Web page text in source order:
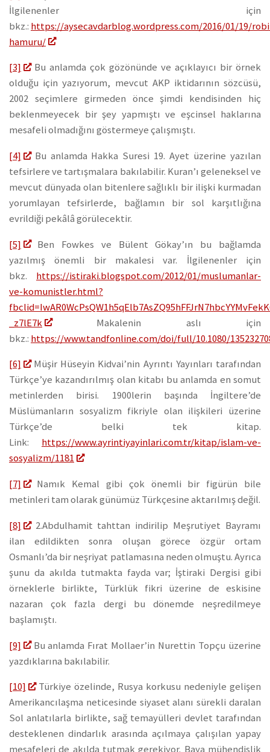
İlgilenenler için
bkz.: https://aysecavdarblog.wordpress.com/2016/01/19/
hamuru/
[3]
Bu anlamda çok gözönünde ve açıklayıcı bir örnek
olduğu için yazıyorum, mevcut AKP iktidarının sözcüsü,
2002 seçimlere girmeden önce şimdi kendisinden hiç
beklenmeyecek bir şey yapmıştı ve eşcinsel haklarına
mesafeli olmadığını göstermeye çalışmıştı.
[4]
Bu anlamda Hakka Suresi 19. Ayet üzerine yazılan
tefsirlere ve tartışmalara bakılabilir. Kuran’ı geleneksel ve
mevcut dünyada olan bitenlere sağlıklı bir ilişki kurmadan
yorumlayan tefsirlerde, bağlamın bir sol karşıtlığına
evrildiği pekâlâ görülecektir.
[5]
Ben Fowkes ve Bülent Gökay’ın bu bağlamda
yazılmış önemli bir makalesi var. İlgilenenler için
bkz. https://istiraki.blogspot.com/2012/01/muslumanlar-
ve-komunistler.html?
_z7lE7k
Makalenin aslı için
bkz.: https://www.tandfonline.com/doi/full/10.1080/
[6]
Müşir Hüseyin Kidvai’nin Ayrıntı Yayınları tarafından
Türkçe’ye kazandırılmış olan kitabı bu anlamda en somut
metinlerden birisi. 1900lerin başında İngiltere’de
Müslümanların sosyalizm fikriyle olan ilişkileri üzerine
Türkçe’de belki tek kitap.
Link: https://www.ayrintiyayinlari.com.tr/kitap/islam-ve-
sosyalizm/1181
[7]
Namık Kemal gibi çok önemli bir figürün bile
metinleri tam olarak günümüz Türkçesine aktarılmış değil.
[8]
2.Abdulhamit tahttan indirilip Meşrutiyet Bayramı
ilan edildikten sonra oluşan görece özgür ortam
Osmanlı’da bir neşriyat patlamasına neden olmuştu. Ayrıca
şunu da akılda tutmakta fayda var; İştiraki Dergisi gibi
örneklerle birlikte, Türklük fikri üzerine de eskisine
nazaran çok fazla dergi bu dönemde neşredilmeye
başlamıştı.
[9]
Bu anlamda Fırat Mollaer’in Nurettin Topçu üzerine
yazdıklarına bakılabilir.
[10]
Türkiye özelinde, Rusya korkusu nedeniyle gelişen
Amerikancılaşma neticesinde siyaset alanı sürekli daralan
Sol anlatılarla birlikte, sağ temayülleri devlet tarafından
desteklenen dindarlık arasında açılmaya çalışılan yapay